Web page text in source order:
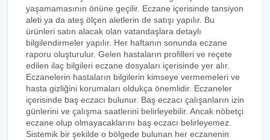
yaşamamasının önüne geçilir. Eczane içerisinde tansiyon
aleti ya da ateş ölçen aletlerin de satışı yapılır. Bu
ürünleri satın alacak olan vatandaşlara detaylı
bilgilendirmeler yapılır. Her haftanın sonunda eczane
raporu oluşturulur. Gelen hastaların profilleri ve reçete
edilen ilaç bilgileri eczane dosyaları içerisinde yer alır.
Eczanelerin hastaların bilgilerin kimseye vermemeleri ve
hasta gizliğini korumaları oldukça önemlidir. Eczaneler
içerisinde baş eczacı bulunur. Baş eczacı çalışanların izin
günlerini ve çalışma saatlerini belirleyebilir. Ancak nöbetçi
eczane olup olmayacaklarını baş eczacı belirleyemez.
Sistemik bir şekilde o bölgede bulunan her eczanenin